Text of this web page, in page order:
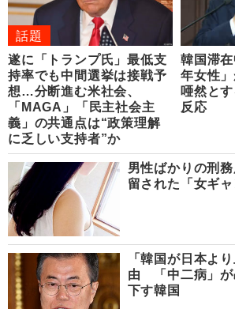
話題
遂に「トランプ氏」最低支
持率でも中間選挙は接戦予
想…分断進む米社会、
「MAGA」「民主社会主
義」の共通点は“政策理解
に乏しい支持者”か
韓国滞
年女性
唖然と
反応
男性ばかりの刑
留された「女ギ
「韓国が日本よ
由 「中二病」が
下す韓国